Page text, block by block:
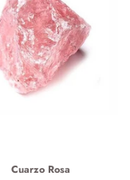
Cuarzo Rosa